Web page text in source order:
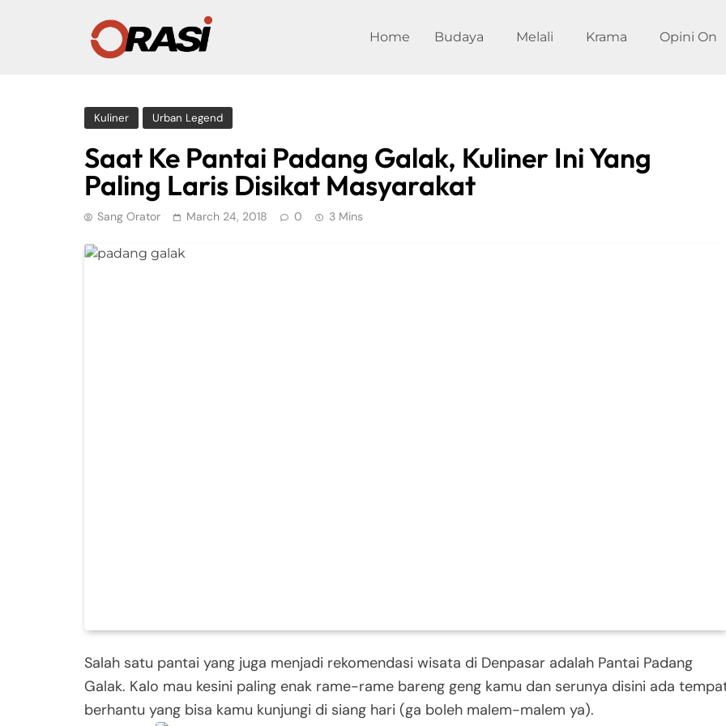
Home Budaya Melali Krama Opini On
Kuliner Urban Legend
Saat Ke Pantai Padang Galak, Kuliner Ini Yang
Paling Laris Disikat Masyarakat
Sang Orator March 24, 2018 0 3 Mins
Salah satu pantai yang juga menjadi rekomendasi wisata di Denpasar adalah Pantai Padang
Galak. Kalo mau kesini paling enak rame-rame bareng geng kamu dan serunya disini ada
berhantu yang bisa kamu kunjungi di siang hari (ga boleh malem-malem ya).